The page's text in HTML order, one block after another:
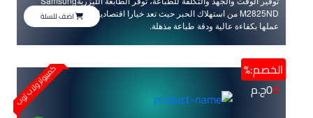
M2825ND من استهلاك الحبر حيث تعد خيارا اقتصاديا متميزا بالإضافة إلى
عملها بكفاءة عالية ودقة طباعة مذهلة.
اضف للسلة
كمبيوتر ولاب توب الخصم:%
0
0ج.م